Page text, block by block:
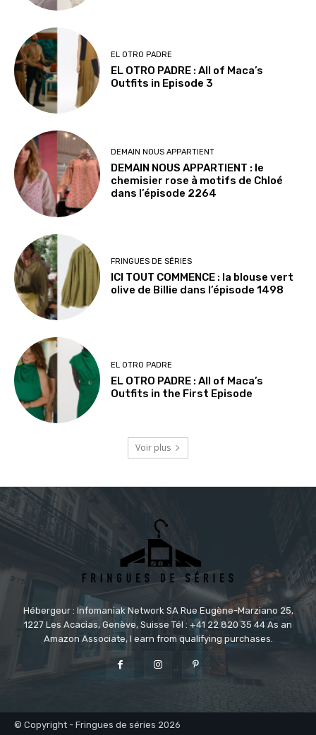
EL OTRO PADRE
EL OTRO PADRE : All of Maca’s
Outfits in Episode 3
DEMAIN NOUS APPARTIENT
DEMAIN NOUS APPARTIENT : le
chemisier rose à motifs de Chloé
dans l’épisode 2264
FRINGUES DE SÉRIES
ICI TOUT COMMENCE : la blouse vert
olive de Billie dans l’épisode 1498
EL OTRO PADRE
EL OTRO PADRE : All of Maca’s
Outfits in the First Episode
Voir plus
Hébergeur : Infomaniak Network SA Rue Eugène-Marziano 25,
1227 Les Acacias, Genève, Suisse Tél : +41 22 820 35 44 As an
Amazon Associate, I earn from qualifying purchases.
© Copyright - Fringues de séries 2026